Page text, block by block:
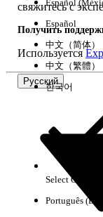
свяжитесь с
Получить
Используется
Русский
Español
Español
中文（简体）
中文（繁體）
한국어
Select Org
Português